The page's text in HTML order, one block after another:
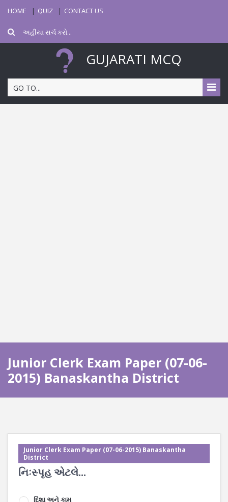
HOME QUIZ CONTACT US
GUJARATI MCQ
GO TO...
Junior Clerk Exam Paper (07-06-
2015) Banaskantha District
Junior Clerk Exam Paper (07-06-2015) Banaskantha
District
નિઃસ્પૃહ એટલે...
દિશા અને કામ